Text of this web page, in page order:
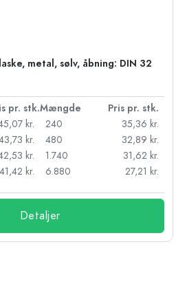
metal, sølv, åbning: DIN 32
pr. stk.Mængde
Pris pr. stk.
kr.
kr.
kr.
41,42 kr.
240
35,36 kr.
480
32,89 kr.
1.740
31,62 kr.
6.880
27,21 kr.
Detaljer